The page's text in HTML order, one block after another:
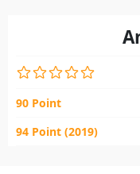
90 Point
94 Point (2019)